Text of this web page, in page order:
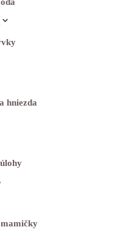
hniezda